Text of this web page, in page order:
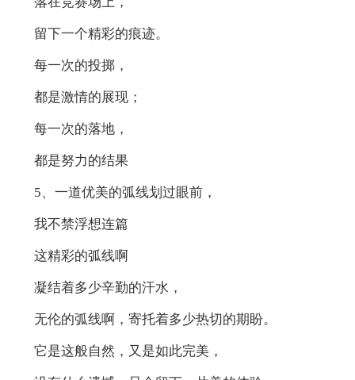
留下一个精彩的痕迹。
每一次的投掷，
都是激情的展现；
每一次的落地，
都是努力的结果
5、一道优美的弧线划过眼前，
我不禁浮想连篇
这精彩的弧线啊
凝结着多少辛勤的汗水，
无伦的弧线啊，寄托着多少热切的期盼。
它是这般自然，又是如此完美，